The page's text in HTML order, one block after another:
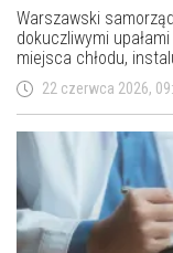
Warszawski
dokuczliwymi
miejsca chłodu,
22 czerwca 2026,